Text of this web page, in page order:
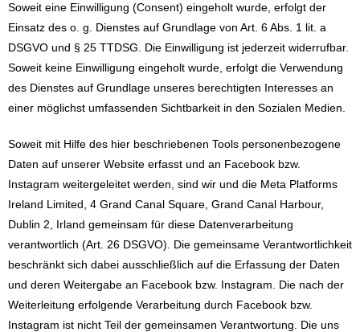
Soweit eine Einwilligung (Consent) eingeholt wurde, erfolgt der
Einsatz des o. g. Dienstes auf Grundlage von Art. 6 Abs. 1 lit. a
DSGVO und § 25 TTDSG. Die Einwilligung ist jederzeit widerrufbar.
Soweit keine Einwilligung eingeholt wurde, erfolgt die Verwendung
des Dienstes auf Grundlage unseres berechtigten Interesses an
einer möglichst umfassenden Sichtbarkeit in den Sozialen Medien.
Soweit mit Hilfe des hier beschriebenen Tools personenbezogene
Daten auf unserer Website erfasst und an Facebook bzw.
Instagram weitergeleitet werden, sind wir und die Meta Platforms
Ireland Limited, 4 Grand Canal Square, Grand Canal Harbour,
Dublin 2, Irland gemeinsam für diese Datenverarbeitung
verantwortlich (Art. 26 DSGVO). Die gemeinsame Verantwortlichkeit
beschränkt sich dabei ausschließlich auf die Erfassung der Daten
und deren Weitergabe an Facebook bzw. Instagram. Die nach der
Weiterleitung erfolgende Verarbeitung durch Facebook bzw.
Instagram ist nicht Teil der gemeinsamen Verantwortung. Die uns